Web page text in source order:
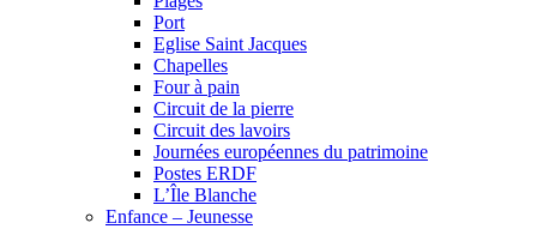
Port
Eglise Saint Jacques
Chapelles
Four à pain
Circuit de la pierre
Circuit des lavoirs
Journées européennes du patrimoine
Postes ERDF
L’Île Blanche
Enfance – Jeunesse